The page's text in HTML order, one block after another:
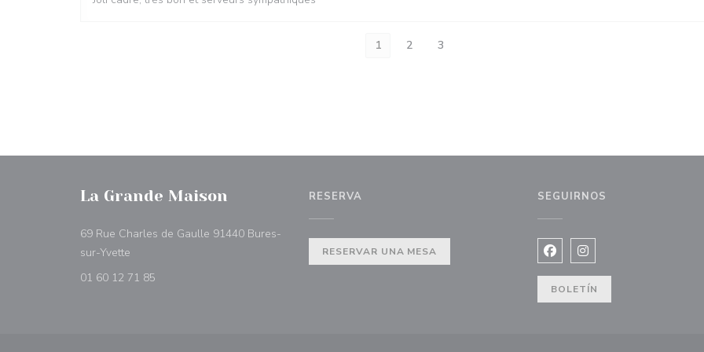
1 2 3
La Grande Maison
69 Rue Charles de Gaulle 91440 Bures-
sur-Yvette
01 60 12 71 85
RESERVA
RESERVAR UNA MESA
SEGUIRNOS
Facebook ((abre en una
Instagram ((abre en
BOLETÍN